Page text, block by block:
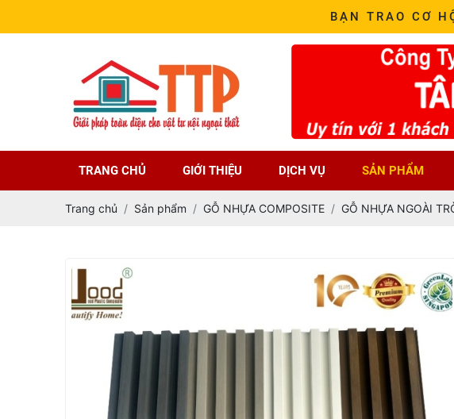
BẠN TRAO CƠ
TRANG CHỦ GIỚI THIỆU DỊCH VỤ SẢN PHẨM
Trang chủ Sản phẩm GỖ NHỰA COMPOSITE GỖ NHỰA NGOÀI